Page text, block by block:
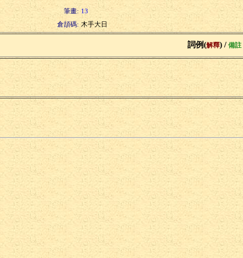
筆畫: 13
倉頡碼: 木手大日
詞例(解釋) / 備註